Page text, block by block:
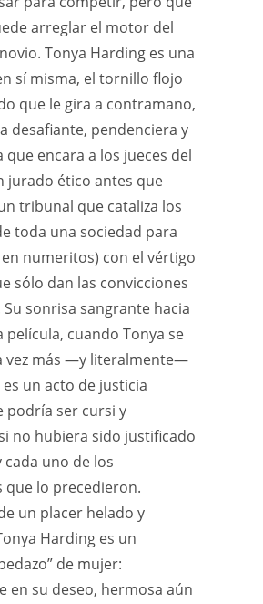
arreglar el motor del
Tonya Harding es una
sí misma, el tornillo flojo
que le gira a contramano,
desafiante, pendenciera y
que encara a los jueces del
jurado ético antes que
tribunal que cataliza los
toda una sociedad para
numeritos) con el vértigo
sólo dan las convicciones
sonrisa sangrante hacia
película, cuando Tonya se
vez más —y literalmente—
es un acto de justicia
podría ser cursi y
no hubiera sido justificado
uno de los
que lo precedieron.
un placer helado y
Harding es un
de mujer:
en su deseo, hermosa aún